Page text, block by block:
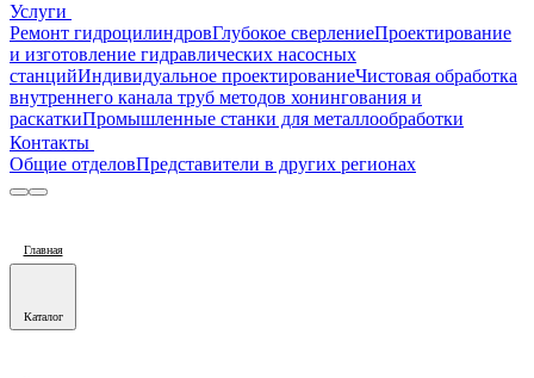
Услуги
Ремонт гидроцилиндровГлубокое сверлениеПроектирование
и изготовление гидравлических насосных
станцийИндивидуальное проектированиеЧистовая обработка
внутреннего канала труб методов хонингования и
раскаткиПромышленные станки для металлообработки
Контакты
Общие отделовПредставители в других регионах
Главная
Каталог